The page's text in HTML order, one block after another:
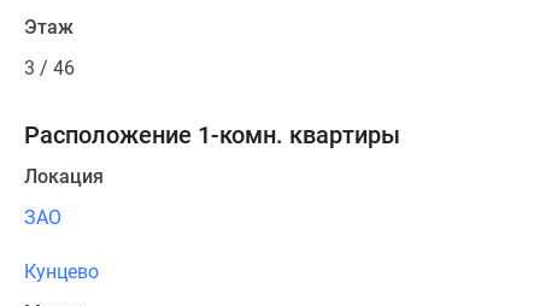
Этаж
3 / 46
Расположение 1-комн. квартиры
Локация
ЗАО
Кунцево